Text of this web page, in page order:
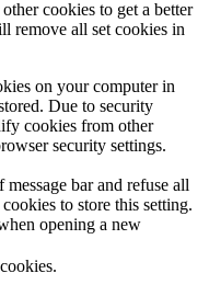
cookies to get a better
remove all set cookies in
on your computer in
Due to security
cookies from other
security settings.
bar and refuse all
to store this setting.
opening a new